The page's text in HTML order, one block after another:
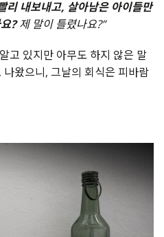
리 내보내고, 살아남은 아이들만
?제 말이 틀렸나요?”
고 있지만 아무도 하지 않은 말
왔으니, 그날의 회식은 피바람